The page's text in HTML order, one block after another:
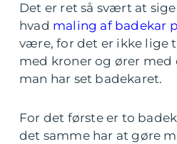
Det er ret så svært at
hvad maling af badekar
være, for det er ikke lige
med kroner og ører med
man har set badekaret.
For det første er to
det samme har at gøre